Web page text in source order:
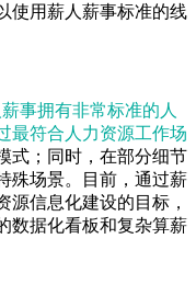
使用薪人薪事标准的线
事拥有非常标准的人
最符合人力资源工作场
式；同时，在部分细节
殊场景。目前，通过薪
源信息化建设的目标，
数据化看板和复杂算薪